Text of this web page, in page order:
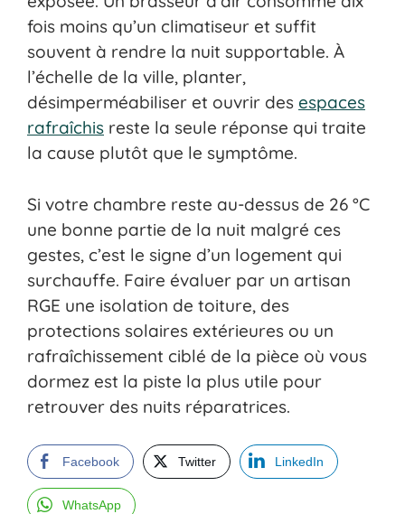
fois moins qu’un climatiseur et suffit
souvent à rendre la nuit supportable. À
l’échelle de la ville, planter,
désimperméabiliser et ouvrir des espaces
rafraîchis reste la seule réponse qui traite
la cause plutôt que le symptôme.
Si votre chambre reste au-dessus de 26 °C
une bonne partie de la nuit malgré ces
gestes, c’est le signe d’un logement qui
surchauffe. Faire évaluer par un artisan
RGE une isolation de toiture, des
protections solaires extérieures ou un
rafraîchissement ciblé de la pièce où vous
dormez est la piste la plus utile pour
retrouver des nuits réparatrices.
Facebook Twitter LinkedIn
WhatsApp